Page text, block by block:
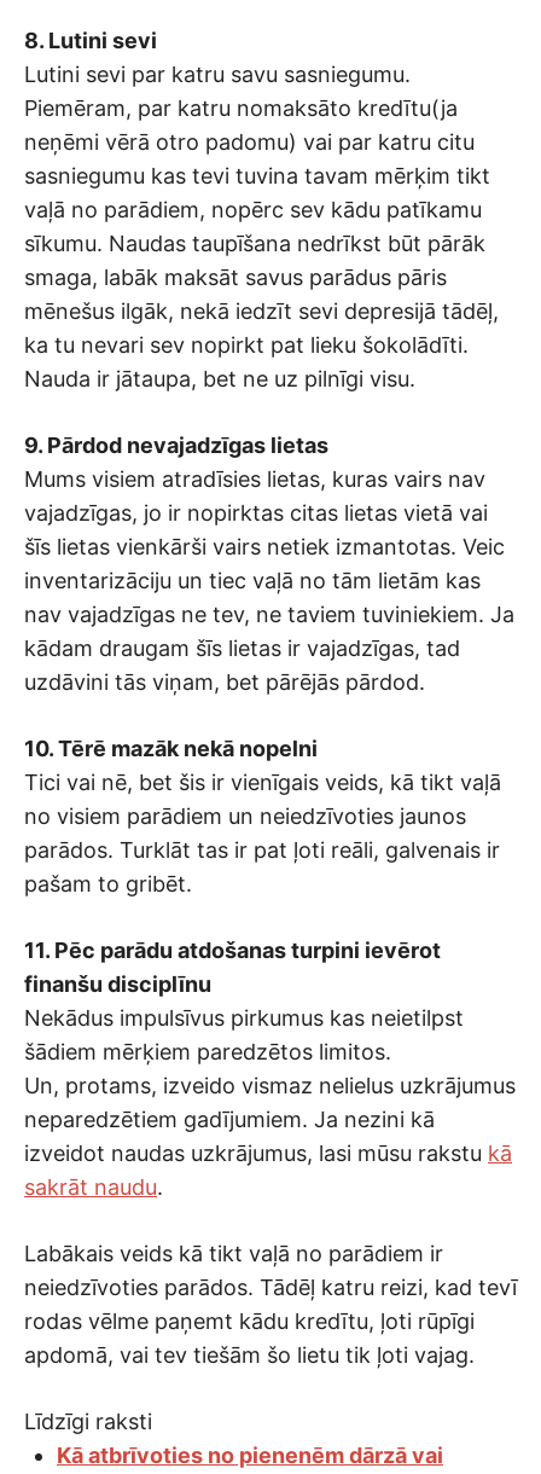
8. Lutini sevi
Lutini sevi par katru savu sasniegumu.
Piemēram, par katru nomaksāto kredītu(ja
neņēmi vērā otro padomu) vai par katru citu
sasniegumu kas tevi tuvina tavam mērķim tikt
vaļā no parādiem, nopērc sev kādu patīkamu
sīkumu. Naudas taupīšana nedrīkst būt pārāk
smaga, labāk maksāt savus parādus pāris
mēnešus ilgāk, nekā iedzīt sevi depresijā tādēļ,
ka tu nevari sev nopirkt pat lieku šokolādīti.
Nauda ir jātaupa, bet ne uz pilnīgi visu.
9. Pārdod nevajadzīgas lietas
Mums visiem atradīsies lietas, kuras vairs nav
vajadzīgas, jo ir nopirktas citas lietas vietā vai
šīs lietas vienkārši vairs netiek izmantotas. Veic
inventarizāciju un tiec vaļā no tām lietām kas
nav vajadzīgas ne tev, ne taviem tuviniekiem. Ja
kādam draugam šīs lietas ir vajadzīgas, tad
uzdāvini tās viņam, bet pārējās pārdod.
10. Tērē mazāk nekā nopelni
Tici vai nē, bet šis ir vienīgais veids, kā tikt vaļā
no visiem parādiem un neiedzīvoties jaunos
parādos. Turklāt tas ir pat ļoti reāli, galvenais ir
pašam to gribēt.
11. Pēc parādu atdošanas turpini ievērot
finanšu disciplīnu
Nekādus impulsīvus pirkumus kas neietilpst
šādiem mērķiem paredzētos limitos.
Un, protams, izveido vismaz nelielus uzkrājumus
neparedzētiem gadījumiem. Ja nezini kā
izveidot naudas uzkrājumus, lasi mūsu rakstu kā
sakrāt naudu.
Labākais veids kā tikt vaļā no parādiem ir
neiedzīvoties parādos. Tādēļ katru reizi, kad tevī
rodas vēlme paņemt kādu kredītu, ļoti rūpīgi
apdomā, vai tev tiešām šo lietu tik ļoti vajag.
Līdzīgi raksti
Kā atbrīvoties no pienenēm dārzā vai